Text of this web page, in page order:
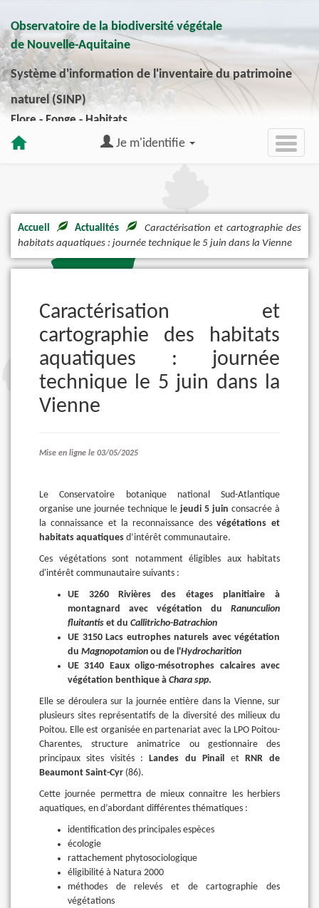
Observatoire de la biodiversité végétale
de Nouvelle-Aquitaine
Système d'information de l'inventaire du patrimoine
naturel (SINP)
Flore - Fonge - Habitats
Je m'identifie
Accueil Actualités
Caractérisation et cartographie des
habitats aquatiques : journée technique le 5 juin dans la Vienne
Caractérisation et
cartographie des habitats
aquatiques : journée
technique le 5 juin dans la
Vienne
Mise en ligne le 03/05/2025
Le Conservatoire botanique national Sud-Atlantique
organise une journée technique le jeudi 5 juin consacrée à
la connaissance et la reconnaissance des végétations et
habitats aquatiques d’intérêt communautaire.
Ces végétations sont notamment éligibles aux habitats
d'intérêt communautaire suivants :
UE 3260 Rivières des étages planitiaire à
montagnard avec végétation du Ranunculion
fluitantis et du Callitricho-Batrachion
UE 3150 Lacs eutrophes naturels avec végétation
du Magnopotamion ou de l'Hydrocharition
UE 3140 Eaux oligo-mésotrophes calcaires avec
végétation benthique à Chara spp.
Elle se déroulera sur la journée entière dans la Vienne, sur
plusieurs sites représentatifs de la diversité des milieux du
Poitou. Elle est organisée en partenariat avec la LPO Poitou-
Charentes, structure animatrice ou gestionnaire des
principaux sites visités : Landes du Pinail et RNR de
Beaumont Saint-Cyr (86).
Cette journée permettra de mieux connaitre les herbiers
aquatiques, en d’abordant différentes thématiques :
identification des principales espèces
écologie
rattachement phytosociologique
éligibilité à Natura 2000
méthodes de relevés et de cartographie des
végétations